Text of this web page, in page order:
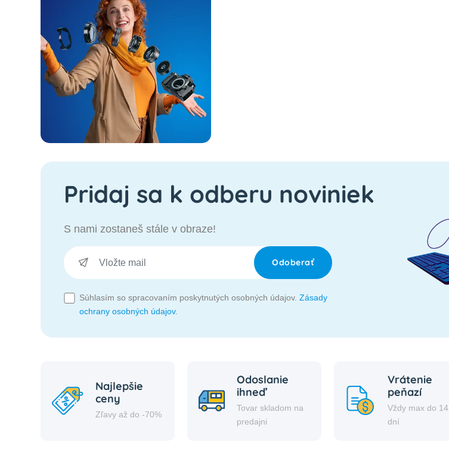
Pridaj sa k odberu noviniek
S nami zostaneš stále v obraze!
Odoberať
Súhlasím so spracovaním poskytnutých osobných údajov. Zásady
ochrany osobných údajov.
Najlepšie
ceny
Zľavy až do -70%
Odoslanie
ihneď
Tovar skladom na
predajni
Vrátenie
peňazí
Vždy max do 14
dní